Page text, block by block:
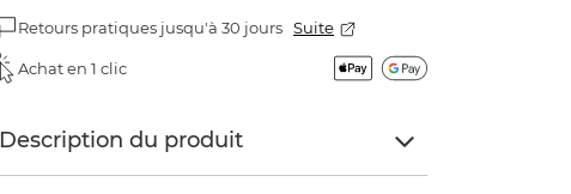
Retours pratiques jusqu'à 30 jours Suite
Achat en 1 clic
Description du produit